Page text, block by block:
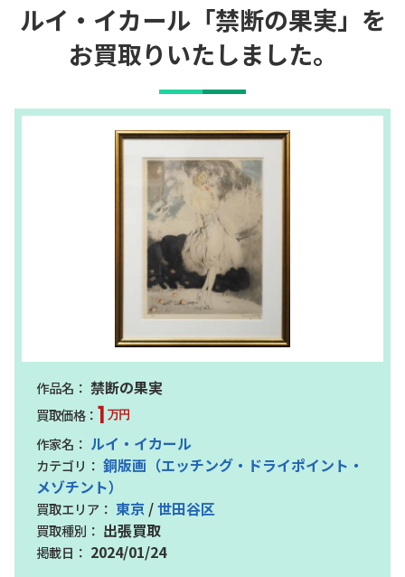
ルイ・イカール「禁断の果実」を
お買取りいたしました。
禁断の果実
1 万円
ルイ・イカール
銅版画（エッチング・ドライポイント・
メゾチント）
東京 /世田谷区
出張買取
2024/01/24